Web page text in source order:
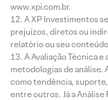
www.xpi.com.br.
A XP Investimentos
prejuízos, diretos ou
relatório ou seu
A Avaliação Técnica
metodologias de análise.
como tendência,
entre outros. Já a